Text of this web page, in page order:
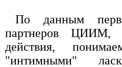
По данным
партнеров ЦИИМ,
действия,
"интимными"